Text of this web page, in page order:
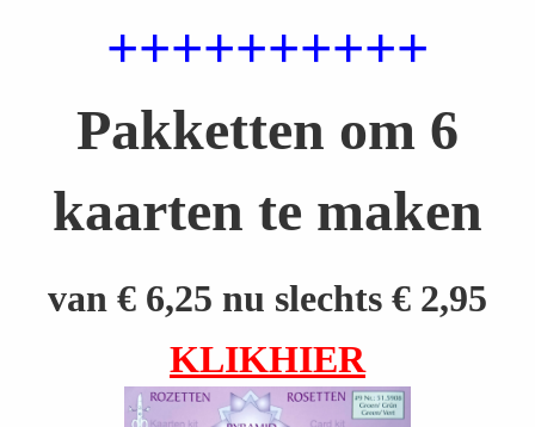
++++++++++
Pakketten om 6
kaarten te maken
van € 6,25 nu slechts € 2,95
KLIKHIER